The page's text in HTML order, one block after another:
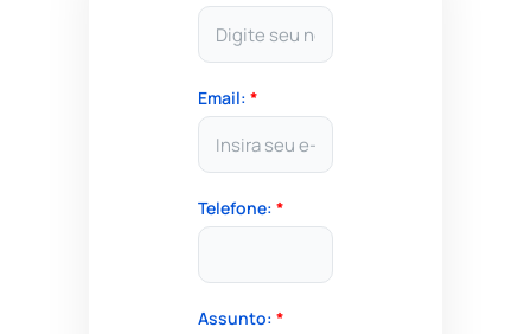
Email: *
Telefone: *
Assunto: *